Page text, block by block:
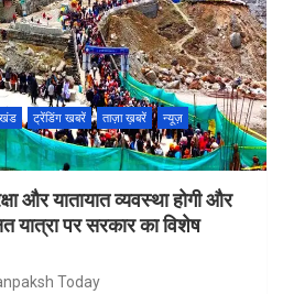
ट्रेंडिंग खबरें ताज़ा ख़बरें
न्यूज़
और यातायात व्यवस्था होगी और
यात्रा पर सरकार का विशेष
Today